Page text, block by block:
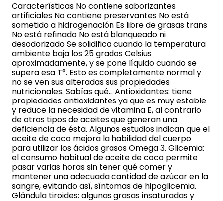
Características No contiene saborizantes
artificiales No contiene preservantes No está
sometido a hidrogenación Es libre de grasas trans
No está refinado No está blanqueado ni
desodorizado Se solidifica cuando la temperatura
ambiente baja los 25 grados Celsius
aproximadamente, y se pone líquido cuando se
supera esa T°. Esto es completamente normal y
no se ven sus alteradas sus propiedades
nutricionales. Sabías qué... Antioxidantes: tiene
propiedades antioxidantes ya que es muy estable
y reduce la necesidad de vitamina E, al contrario
de otros tipos de aceites que generan una
deficiencia de ésta. Algunos estudios indican que el
aceite de coco mejora la habilidad del cuerpo
para utilizar los ácidos grasos Omega 3. Glicemia:
el consumo habitual de aceite de coco permite
pasar varias horas sin tener qué comer y
mantener una adecuada cantidad de azúcar en la
sangre, evitando así, síntomas de hipoglicemia.
Glándula tiroides: algunas grasas insaturadas y